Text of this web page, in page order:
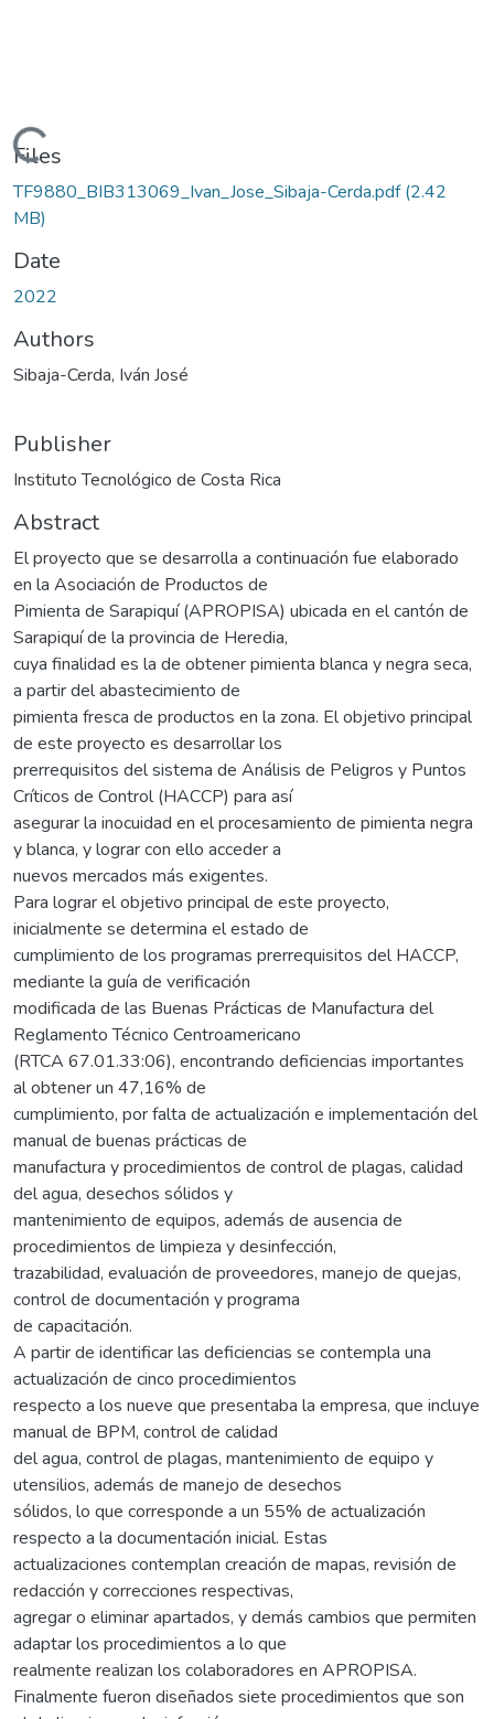
Files
TF9880_BIB313069_Ivan_Jose_Sibaja-Cerda.pdf(2.42
MB)
Date
2022
Authors
Sibaja-Cerda, Iván José
Publisher
Instituto Tecnológico de Costa Rica
Abstract
El proyecto que se desarrolla a continuación fue elaborado
en la Asociación de Productos de
Pimienta de Sarapiquí (APROPISA) ubicada en el cantón de
Sarapiquí de la provincia de Heredia,
cuya finalidad es la de obtener pimienta blanca y negra seca,
a partir del abastecimiento de
pimienta fresca de productos en la zona. El objetivo principal
de este proyecto es desarrollar los
prerrequisitos del sistema de Análisis de Peligros y Puntos
Críticos de Control (HACCP) para así
asegurar la inocuidad en el procesamiento de pimienta negra
y blanca, y lograr con ello acceder a
nuevos mercados más exigentes.
Para lograr el objetivo principal de este proyecto,
inicialmente se determina el estado de
cumplimiento de los programas prerrequisitos del HACCP,
mediante la guía de verificación
modificada de las Buenas Prácticas de Manufactura del
Reglamento Técnico Centroamericano
(RTCA 67.01.33:06), encontrando deficiencias importantes
al obtener un 47,16% de
cumplimiento, por falta de actualización e implementación del
manual de buenas prácticas de
manufactura y procedimientos de control de plagas, calidad
del agua, desechos sólidos y
mantenimiento de equipos, además de ausencia de
procedimientos de limpieza y desinfección,
trazabilidad, evaluación de proveedores, manejo de quejas,
control de documentación y programa
de capacitación.
A partir de identificar las deficiencias se contempla una
actualización de cinco procedimientos
respecto a los nueve que presentaba la empresa, que incluye
manual de BPM, control de calidad
del agua, control de plagas, mantenimiento de equipo y
utensilios, además de manejo de desechos
sólidos, lo que corresponde a un 55% de actualización
respecto a la documentación inicial. Estas
actualizaciones contemplan creación de mapas, revisión de
redacción y correcciones respectivas,
agregar o eliminar apartados, y demás cambios que permiten
adaptar los procedimientos a lo que
realmente realizan los colaboradores en APROPISA.
Finalmente fueron diseñados siete procedimientos que son